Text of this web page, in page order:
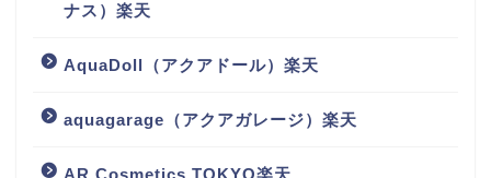
ナス）楽天
AquaDoll（アクアドール）楽天
aquagarage（アクアガレージ）楽天